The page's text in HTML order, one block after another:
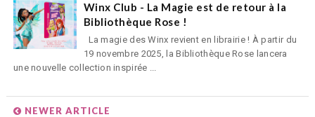
Winx Club - La Magie est de retour à la
Bibliothèque Rose !
La magie des Winx revient en librairie ! À partir du
19 novembre 2025, la Bibliothèque Rose lancera
une nouvelle collection inspirée ...
NEWER ARTICLE